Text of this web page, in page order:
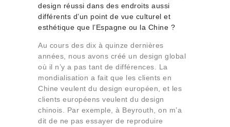
design réussi dans des endroits aussi
différents d’un point de vue culturel et
esthétique que l’Espagne ou la Chine ?
Au cours des dix à quinze dernières
années, nous avons créé un design global
où il n’y a pas tant de différences. La
mondialisation a fait que les clients en
Chine veulent du design européen, et les
clients européens veulent du design
chinois. Par exemple, à Beyrouth, on m’a
dit de ne pas essayer de reproduire